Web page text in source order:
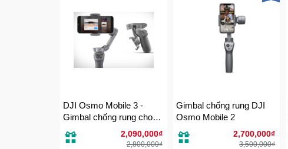
DJI Osmo Mobile 3 -
Gimbal chống rung cho
2,090,000₫
2,800,000₫
Gimbal chống rung DJI
Osmo Mobile 2
2,700,000₫
3,500,000₫